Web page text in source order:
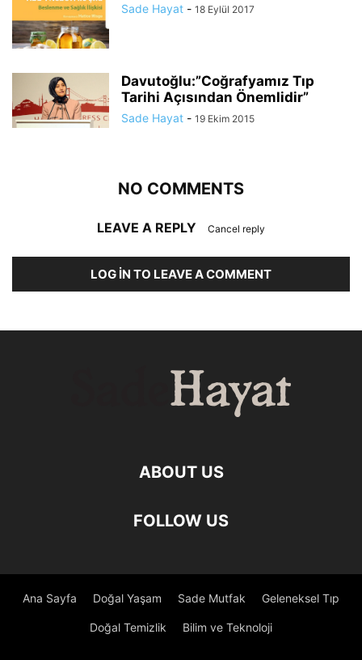
Sade Hayat - 18 Eylül 2017
Davutoğlu:”Coğrafyamız Tıp
Tarihi Açısından Önemlidir”
Sade Hayat - 19 Ekim 2015
NO COMMENTS
LEAVE A REPLY Cancel reply
LOG IN TO LEAVE A COMMENT
ABOUT US
FOLLOW US
Ana Sayfa Doğal Yaşam Sade Mutfak Geleneksel Tıp
Doğal Temizlik Bilim ve Teknoloji